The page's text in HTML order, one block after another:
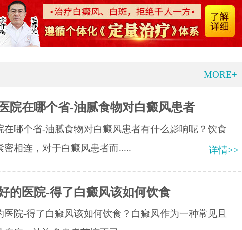
MORE+
院在哪个省-油腻食物对白癜风患者
在哪个省-油腻食物对白癜风患者有什么影响呢？饮食
密相连，对于白癜风患者而.....
详情>>
的医院-得了白癜风该如何饮食
医院-得了白癜风该如何饮食？白癜风作为一种常见且